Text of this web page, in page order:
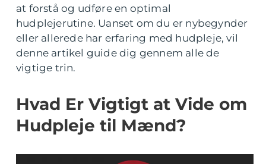
at forstå og udføre en optimal
hudplejerutine. Uanset om du er nybegynder
eller allerede har erfaring med hudpleje, vil
denne artikel guide dig gennem alle de
vigtige trin.
Hvad Er Vigtigt at Vide om
Hudpleje til Mænd?